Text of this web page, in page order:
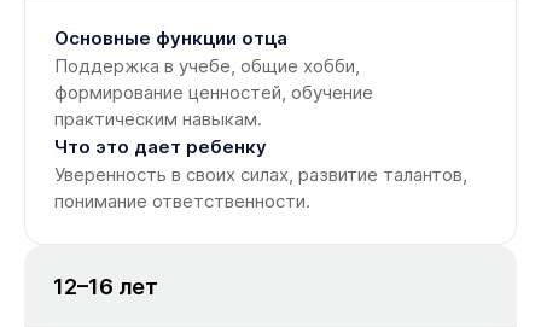
Основные функции отца
Поддержка в учебе, общие хобби,
формирование ценностей, обучение
практическим навыкам.
Что это дает ребенку
Уверенность в своих силах, развитие талантов,
понимание ответственности.
12–16 лет